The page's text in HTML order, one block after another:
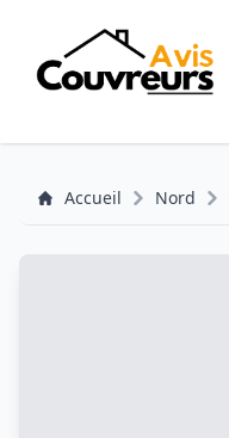
Accueil Nord